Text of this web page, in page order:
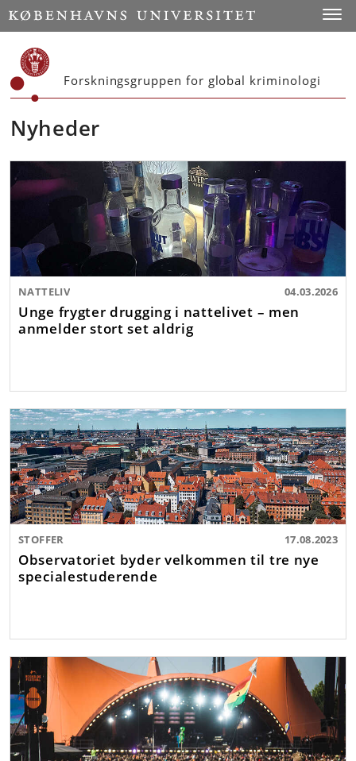
Start
Forskningsgruppen for global kriminologi
Nyheder
NATTELIV 04.03.2026
Unge frygter drugging i nattelivet – men
anmelder stort set aldrig
STOFFER 17.08.2023
Observatoriet byder velkommen til tre nye
specialestuderende